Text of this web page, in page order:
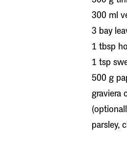
300 ml
3 bay
1 tbsp
1 tsp
500 g
graviera
parsley,